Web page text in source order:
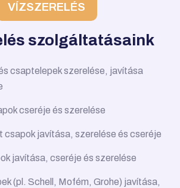
VÍZSZERELÉS
szolgáltatásaink
csaptelepek szerelése, javítása
cseréje és szerelése
csapok javítása, szerelése és cseréje
javítása, cseréje és szerelése
(pl. Schell, Mofém, Grohe) javítása,